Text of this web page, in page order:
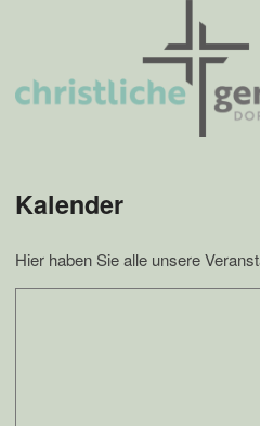
Kalender
Hier haben Sie alle unsere